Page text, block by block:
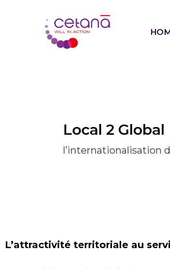
Local 2 Global
l’internationalisation
L’attractivité territoriale au